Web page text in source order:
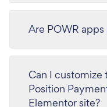
Are POWR
Can I customize
Position
Elementor site?